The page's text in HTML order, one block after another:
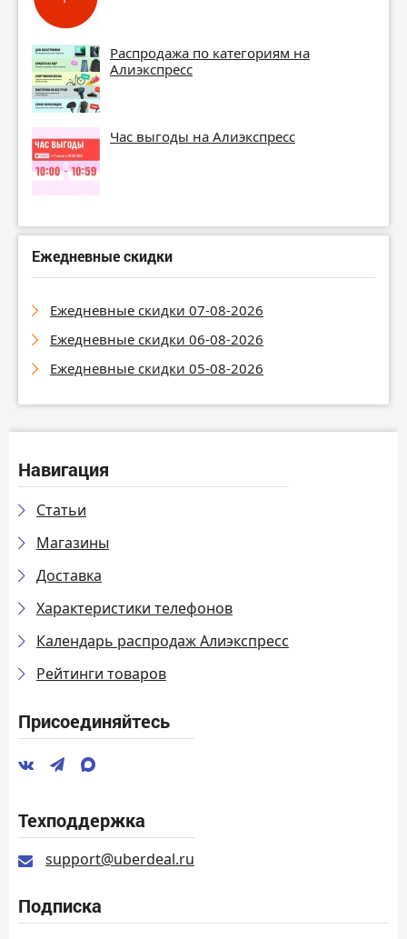
Распродажа по категориям на
Алиэкспресс
Час выгоды на Алиэкспресс
Ежедневные скидки
Ежедневные скидки 07-08-2026
Ежедневные скидки 06-08-2026
Ежедневные скидки 05-08-2026
Навигация
Статьи
Магазины
Доставка
Характеристики телефонов
Календарь распродаж Алиэкспресс
Рейтинги товаров
Присоединяйтесь
Техподдержка
support@uberdeal.ru
Подписка